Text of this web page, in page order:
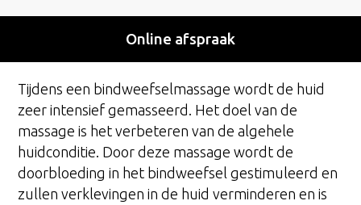
Online afspraak
Tijdens een bindweefselmassage wordt de huid
zeer intensief gemasseerd. Het doel van de
massage is het verbeteren van de algehele
huidconditie. Door deze massage wordt de
doorbloeding in het bindweefsel gestimuleerd en
zullen verklevingen in de huid verminderen en is